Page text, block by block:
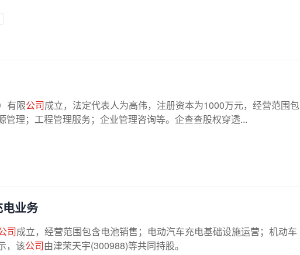
有限公司成立，法定代表人为高伟，注册资本为1000万元，经营范围包
理；工程管理服务；企业管理咨询等。企查查股权穿透...
业务
司成立，经营范围包含电池销售；电动汽车充电基础设施运营；机动车
，该公司由津荣天宇(300988)等共同持股。